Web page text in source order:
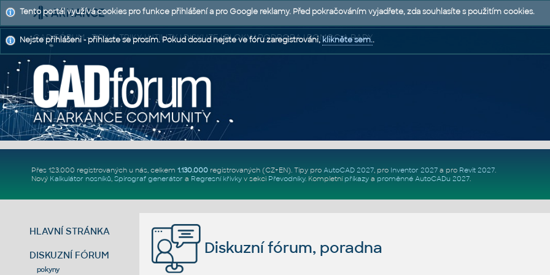
CAD FÓRUM - TIPY A TRIKY | UTILITY | DISKUZE | BLOKY | PODPORA | POMOC A RADY
Přes 123.000 registrovaných u nás, celkem 1.130.000registrovaných (CZ+EN). Tipy pro AutoCAD 2027, pro Inventor 2027a pro Revit 2027.
Nový Kalkulátor nosníků, Spirograf generátor a Regresní křivkyv sekci Převodníky. Kompletní příkazya proměnné AutoCADu 2027.
HLAVNÍ STRÁNKA
DISKUZNÍ FÓRUM
pokyny
Diskuzní fórum, poradna
Tento portál využívá cookies pro funkce přihlášení a pro Google reklamy. Před pokračováním vyjadřete, zda souhlasíte s použitím cookies.
Nejste přihlášeni - přihlaste se prosím. Pokud dosud nejste ve fóru zaregistrováni,klikněte sem..